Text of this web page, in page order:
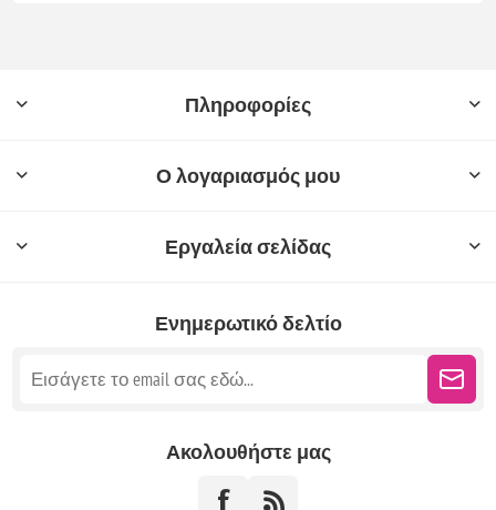
Πληροφορίες
Ο λογαριασμός μου
Εργαλεία σελίδας
Ενημερωτικό δελτίο
Ακολουθήστε μας